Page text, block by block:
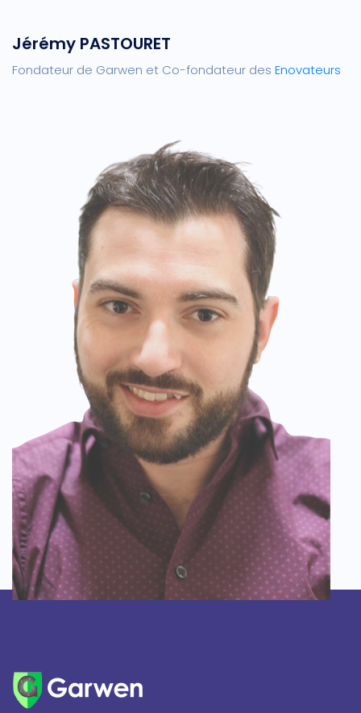
Jérémy PASTOURET
Fondateur de Garwen et Co-fondateur des Enovateurs